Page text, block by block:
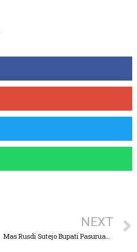
NEXT
Mas Rusdi Sutejo Bupati Pasuruan, Bentuk Armada Tim URC Pembenahan Jalan Jelang Lebaran